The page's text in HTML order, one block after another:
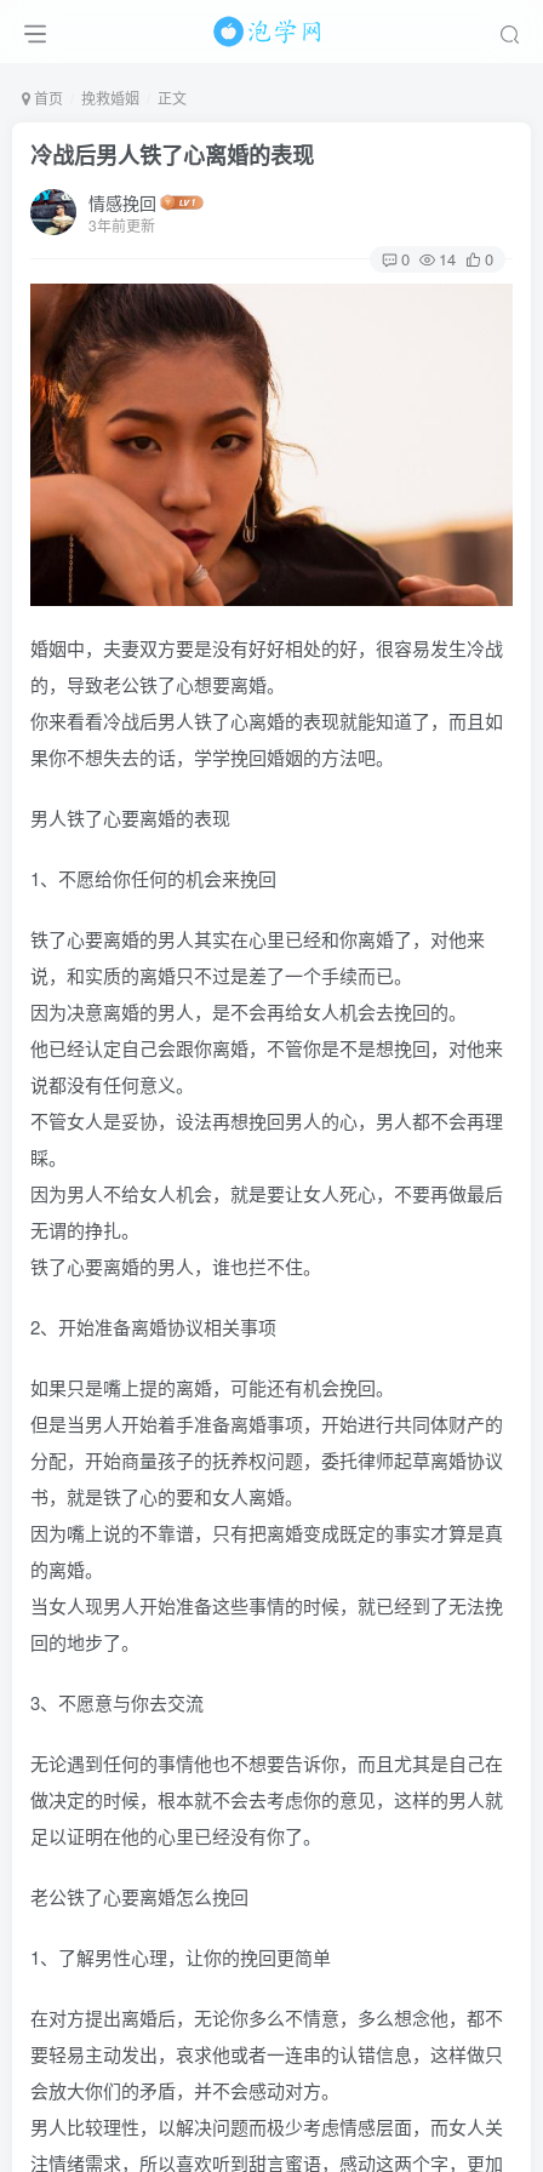
首页 挽救婚姻 正文
冷战后男人铁了心离婚的表现
情感挽回
3年前更新
0 14 0
婚姻中，夫妻双方要是没有好好相处的好，很容易发生冷战
的，导致老公铁了心想要离婚。
你来看看冷战后男人铁了心离婚的表现就能知道了，而且如
果你不想失去的话，学学挽回婚姻的方法吧。
男人铁了心要离婚的表现
1、不愿给你任何的机会来挽回
铁了心要离婚的男人其实在心里已经和你离婚了，对他来
说，和实质的离婚只不过是差了一个手续而已。
因为决意离婚的男人，是不会再给女人机会去挽回的。
他已经认定自己会跟你离婚，不管你是不是想挽回，对他来
说都没有任何意义。
不管女人是妥协，设法再想挽回男人的心，男人都不会再理
睬。
因为男人不给女人机会，就是要让女人死心，不要再做最后
无谓的挣扎。
铁了心要离婚的男人，谁也拦不住。
2、开始准备离婚协议相关事项
如果只是嘴上提的离婚，可能还有机会挽回。
但是当男人开始着手准备离婚事项，开始进行共同体财产的
分配，开始商量孩子的抚养权问题，委托律师起草离婚协议
书，就是铁了心的要和女人离婚。
因为嘴上说的不靠谱，只有把离婚变成既定的事实才算是真
的离婚。
当女人现男人开始准备这些事情的时候，就已经到了无法挽
回的地步了。
3、不愿意与你去交流
无论遇到任何的事情他也不想要告诉你，而且尤其是自己在
做决定的时候，根本就不会去考虑你的意见，这样的男人就
足以证明在他的心里已经没有你了。
老公铁了心要离婚怎么挽回
1、了解男性心理，让你的挽回更简单
在对方提出离婚后，无论你多么不情意，多么想念他，都不
要轻易主动发出，哀求他或者一连串的认错信息，这样做只
会放大你们的矛盾，并不会感动对方。
男人比较理性，以解决问题而极少考虑情感层面，而女人关
注情绪需求，所以喜欢听到甜言蜜语，感动这两个字，更加